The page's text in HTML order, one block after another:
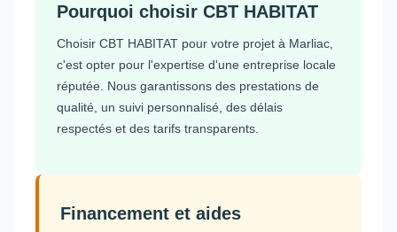
Pourquoi choisir CBT HABITAT
Choisir CBT HABITAT pour votre projet à Marliac,
c'est opter pour l'expertise d'une entreprise locale
réputée. Nous garantissons des prestations de
qualité, un suivi personnalisé, des délais
respectés et des tarifs transparents.
Financement et aides